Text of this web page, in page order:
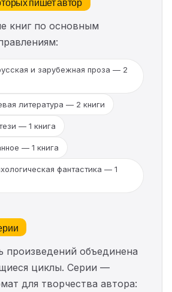
книг по основным
и зарубежная проза — 2
литература — 2 книги
— 1 книга
— 1 книга
фантастика — 1
произведений объединена
циклы. Серии —
для творчества автора: